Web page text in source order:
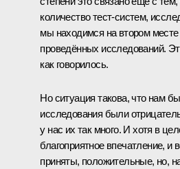
количество тест-систем,
мы находимся на втором
проведённых исследований.
как говорилось.
Но ситуация такова, что нам
исследования были
у нас их так много. И хотя в
благоприятное впечатление,
приняты, положительные, но,